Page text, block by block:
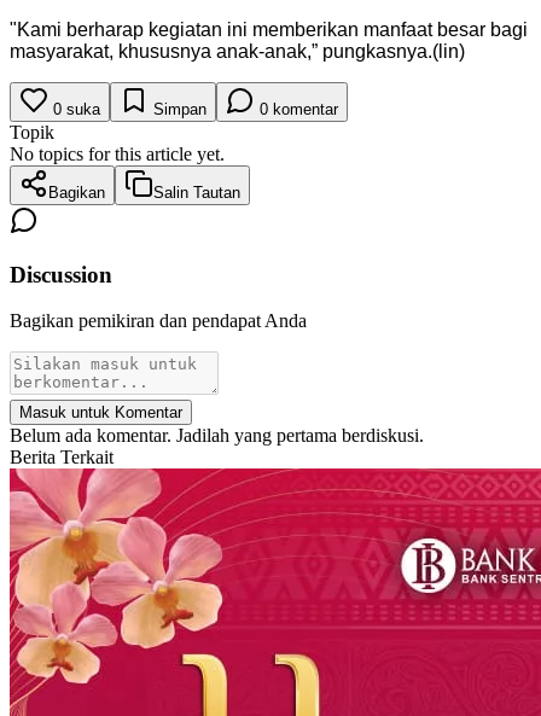
"Kami berharap kegiatan ini memberikan manfaat besar bagi
masyarakat, khususnya anak-anak,” pungkasnya.(lin)
0 suka Simpan 0 komentar
Topik
No topics for this article yet.
Bagikan Salin Tautan
Discussion
Bagikan pemikiran dan pendapat Anda
Masuk untuk Komentar
Belum ada komentar. Jadilah yang pertama berdiskusi.
Berita Terkait